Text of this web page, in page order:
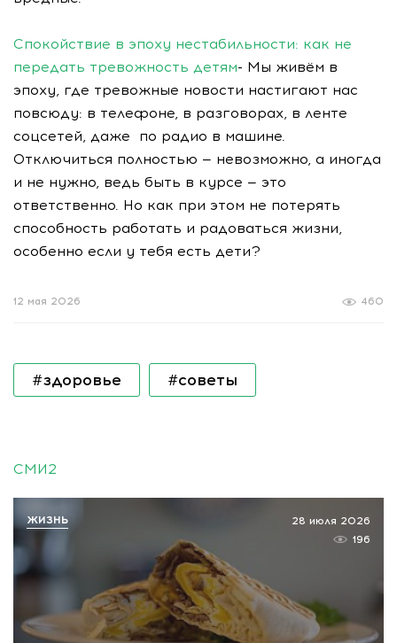
Спокойствие в эпоху нестабильности: как не
передать тревожность детям- Мы живём в
эпоху, где тревожные новости настигают нас
повсюду: в телефоне, в разговорах, в ленте
соцсетей, даже по радио в машине.
Отключиться полностью — невозможно, а иногда
и не нужно, ведь быть в курсе — это
ответственно. Но как при этом не потерять
способность работать и радоваться жизни,
особенно если у тебя есть дети?
460
12 мая 2026
#здоровье #советы
СМИ2
28 июля 2026
196
ЖИЗНЬ